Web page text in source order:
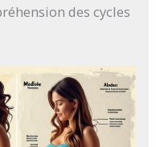
des cycles